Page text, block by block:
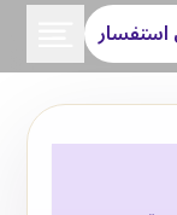
استفسار